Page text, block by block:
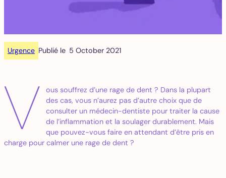
Urgence Publié le 5 October 2021
V
ous souffrez d’une rage de dent ? Dans la plupart
des cas, vous n’aurez pas d’autre choix que de
consulter un médecin-dentiste pour traiter la cause
de l’inflammation et la soulager durablement. Mais
que pouvez-vous faire en attendant d’être pris en
charge pour calmer une rage de dent ?